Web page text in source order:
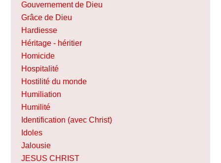
Gouvernement de Dieu
Grâce de Dieu
Hardiesse
Héritage - héritier
Homicide
Hospitalité
Hostilité du monde
Humiliation
Humilité
Identification (avec Christ)
Idoles
Jalousie
JESUS CHRIST